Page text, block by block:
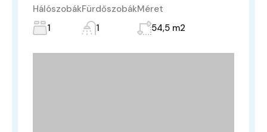
Hálószobák
1
Fürdőszobák
1
Méret
54,5 m2